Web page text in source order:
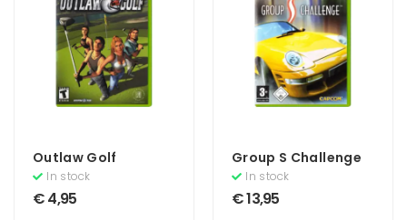
Outlaw Golf
In stock
€4,95
Group S Challenge
In stock
€13,95